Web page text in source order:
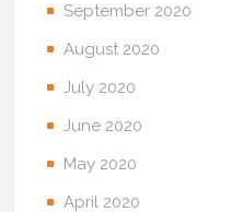
September 2020
August 2020
July 2020
June 2020
May 2020
April 2020